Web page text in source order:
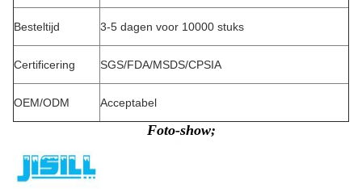
Besteltijd 3-5 dagen voor 10000 stuks
Certificering SGS/FDA/MSDS/CPSIA
OEM/ODM Acceptabel
Foto-show;